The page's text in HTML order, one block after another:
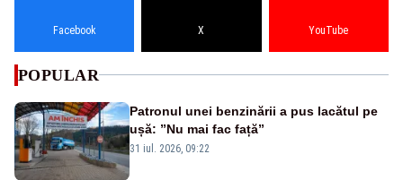
Facebook X YouTube
POPULAR
Patronul unei benzinării a pus lacătul pe
ușă: ”Nu mai fac față”
31 iul. 2026, 09:22